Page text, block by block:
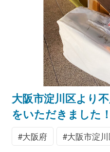
大阪市淀川区より
をいただきました！
大阪府 大阪市淀